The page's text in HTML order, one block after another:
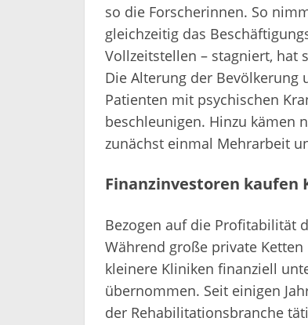
so die Forscherinnen. So
gleichzeitig das
Vollzeitstellen – stagniert, hat
Die Alterung der Bevölkerung
Patienten mit psychischen
beschleunigen. Hinzu kämen
zunächst einmal Mehrarbeit
Finanzinvestoren kaufen
Bezogen auf die Profitabilität
Während große private
kleinere Kliniken finanziell
übernommen. Seit einigen
der Rehabilitationsbranche